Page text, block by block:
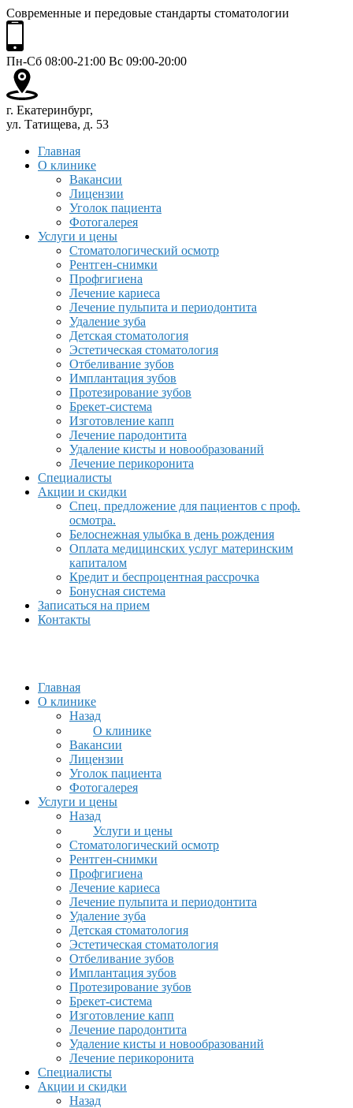
Современные и передовые стандарты стоматологии
Пн-Сб 08:00-21:00 Вс 09:00-20:00
г. Екатеринбург,
ул. Татищева, д. 53
Главная
О клинике
Вакансии
Лицензии
Уголок пациента
Фотогалерея
Услуги и цены
Стоматологический осмотр
Рентген-снимки
Профгигиена
Лечение кариеса
Лечение пульпита и периодонтита
Удаление зуба
Детская стоматология
Эстетическая стоматология
Отбеливание зубов
Имплантация зубов
Протезирование зубов
Брекет-система
Изготовление капп
Лечение пародонтита
Удаление кисты и новообразований
Лечение перикоронита
Специалисты
Акции и скидки
Спец. предложение для пациентов с проф.
осмотра.
Белоснежная улыбка в день рождения
Оплата медицинских услуг материнским
капиталом
Кредит и беспроцентная рассрочка
Бонусная система
Записаться на прием
Контакты
Главная
О клинике
Назад
О клинике
Вакансии
Лицензии
Уголок пациента
Фотогалерея
Услуги и цены
Назад
Услуги и цены
Стоматологический осмотр
Рентген-снимки
Профгигиена
Лечение кариеса
Лечение пульпита и периодонтита
Удаление зуба
Детская стоматология
Эстетическая стоматология
Отбеливание зубов
Имплантация зубов
Протезирование зубов
Брекет-система
Изготовление капп
Лечение пародонтита
Удаление кисты и новообразований
Лечение перикоронита
Специалисты
Акции и скидки
Назад